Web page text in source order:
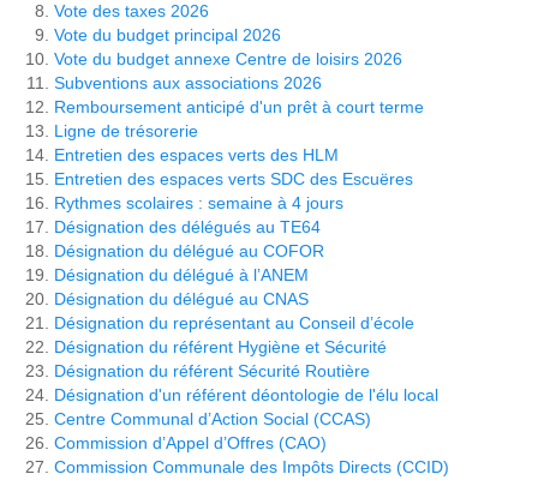
Vote des taxes 2026
Vote du budget principal 2026
Vote du budget annexe Centre de loisirs 2026
Subventions aux associations 2026
Remboursement anticipé d'un prêt à court terme
Ligne de trésorerie
Entretien des espaces verts des HLM
Entretien des espaces verts SDC des Escuëres
Rythmes scolaires : semaine à 4 jours
Désignation des délégués au TE64
Désignation du délégué au COFOR
Désignation du délégué à l’ANEM
Désignation du délégué au CNAS
Désignation du représentant au Conseil d’école
Désignation du référent Hygiène et Sécurité
Désignation du référent Sécurité Routière
Désignation d'un référent déontologie de l'élu local
Centre Communal d’Action Social (CCAS)
Commission d’Appel d’Offres (CAO)
Commission Communale des Impôts Directs (CCID)